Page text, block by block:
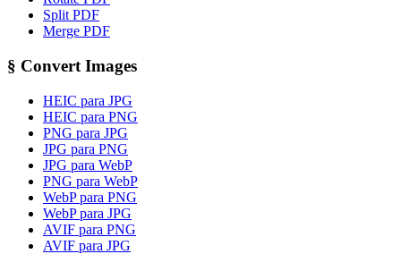
Split PDF
Merge PDF
§ Convert Images
HEIC para JPG
HEIC para PNG
PNG para JPG
JPG para PNG
JPG para WebP
PNG para WebP
WebP para PNG
WebP para JPG
AVIF para PNG
AVIF para JPG